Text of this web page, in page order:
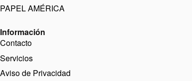
PAPEL AMÉRICA
Información
Contacto
Servicios
Aviso de Privacidad